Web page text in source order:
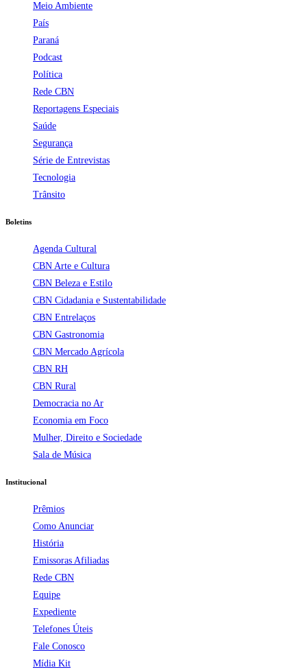
Meio Ambiente
País
Paraná
Podcast
Política
Rede CBN
Reportagens Especiais
Saúde
Segurança
Série de Entrevistas
Tecnologia
Trânsito
Boletins
Agenda Cultural
CBN Arte e Cultura
CBN Beleza e Estilo
CBN Cidadania e Sustentabilidade
CBN Entrelaços
CBN Gastronomia
CBN Mercado Agrícola
CBN RH
CBN Rural
Democracia no Ar
Economia em Foco
Mulher, Direito e Sociedade
Sala de Música
Institucional
Prêmios
Como Anunciar
História
Emissoras Afiliadas
Rede CBN
Equipe
Expediente
Telefones Úteis
Fale Conosco
Mídia Kit